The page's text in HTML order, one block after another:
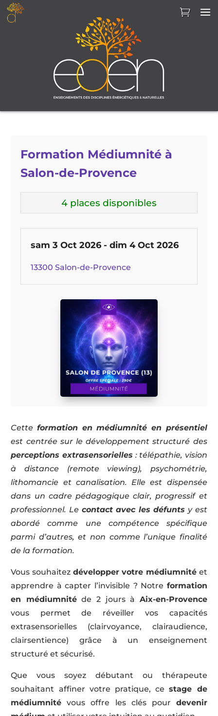
Formation Médiumnité à
Salon-de-Provence
4 places disponibles
sam 3 Oct 2026 -dim 4 Oct 2026
13300 Salon-de-Provence
Cetteformation en médiumnité en présentiel
est centrée sur le développement structuré des
perceptions extrasensorielles: télépathie, vision
à distance (remote viewing), psychométrie,
lithomancie et canalisation. Elle est dispensée
dans un cadre pédagogique clair, progressif et
professionnel. Le contact avec les défunts y est
abordé comme une compétence spécifique
parmi d’autres, et non comme l’unique finalité
de la formation.
Vous souhaitez développer votre médiumnitéet
apprendre à capter l’invisible ? Notre formation
en médiumnitéde 2 jours à Aix-en-Provence
vous permet de réveiller vos capacités
extrasensorielles (clairvoyance, clairaudience,
clairsentience) grâce à un enseignement
structuré et sécurisé.
Que vous soyez débutant ou thérapeute
souhaitant affiner votre pratique, cestage de
médiumnité vous offre les clés pour devenir